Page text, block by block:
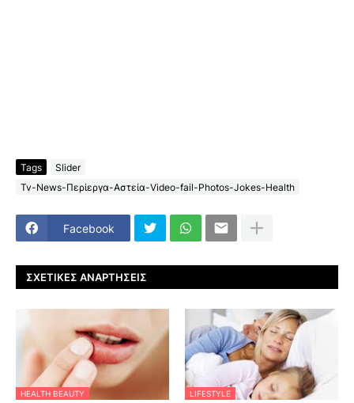
Tags
Slider
Tv-News-Περίεργα-Αστεία-Video-fail-Photos-Jokes-Health
Facebook
ΣΧΕΤΙΚΈΣ ΑΝΑΡΤΉΣΕΙΣ
HEALTH BEAUTY LIFESTYLE